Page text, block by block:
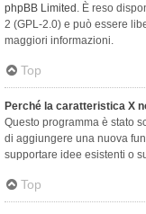
phpBB Limited . È reso
2 (GPL-2.0) e può essere
maggiori informazioni.
Top
Perché la caratteristica X
Questo programma è stato
di aggiungere una nuova
supportare idee esistenti o
Top